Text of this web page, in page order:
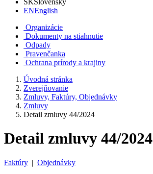
SKSlovensky
ENEnglish
Organizácie
Dokumenty na stiahnutie
Odpady
Pravenčanka
Ochrana prírody a krajiny
Úvodná stránka
Zverejňovanie
Zmluvy, Faktúry, Objednávky
Zmluvy
Detail zmluvy 44/2024
Detail zmluvy 44/2024
Faktúry | Objednávky